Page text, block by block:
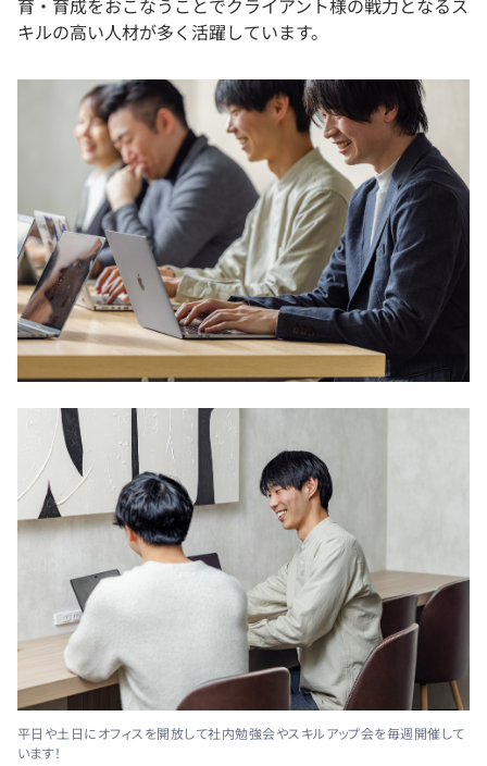
育・育成をおこなうことでクライアント様の戦力となるス
キルの高い人材が多く活躍しています。
平日や土日にオフィスを開放して社内勉強会やスキルアップ会を毎週開催して
います！